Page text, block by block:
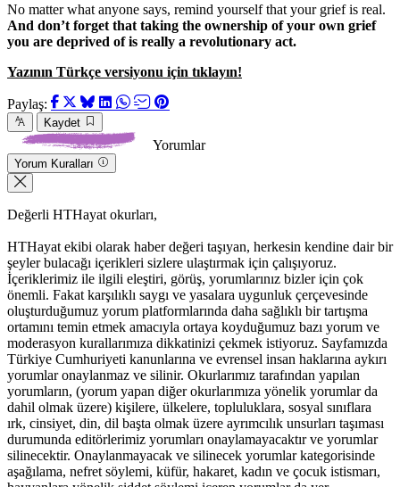
No matter what anyone says, remind yourself that your grief is real.
And don’t forget that taking the ownership of your own grief
you are deprived of is really a revolutionary act.
Yazının Türkçe versiyonu için tıklayın!
Paylaş:
Kaydet
Yorumlar
Yorum Kuralları
Değerli HTHayat okurları,
HTHayat ekibi olarak haber değeri taşıyan, herkesin kendine dair bir
şeyler bulacağı içerikleri sizlere ulaştırmak için çalışıyoruz.
İçeriklerimiz ile ilgili eleştiri, görüş, yorumlarınız bizler için çok
önemli. Fakat karşılıklı saygı ve yasalara uygunluk çerçevesinde
oluşturduğumuz yorum platformlarında daha sağlıklı bir tartışma
ortamını temin etmek amacıyla ortaya koyduğumuz bazı yorum ve
moderasyon kurallarımıza dikkatinizi çekmek istiyoruz. Sayfamızda
Türkiye Cumhuriyeti kanunlarına ve evrensel insan haklarına aykırı
yorumlar onaylanmaz ve silinir. Okurlarımız tarafından yapılan
yorumların, (yorum yapan diğer okurlarımıza yönelik yorumlar da
dahil olmak üzere) kişilere, ülkelere, topluluklara, sosyal sınıflara
ırk, cinsiyet, din, dil başta olmak üzere ayrımcılık unsurları taşıması
durumunda editörlerimiz yorumları onaylamayacaktır ve yorumlar
silinecektir. Onaylanmayacak ve silinecek yorumlar kategorisinde
aşağılama, nefret söylemi, küfür, hakaret, kadın ve çocuk istismarı,